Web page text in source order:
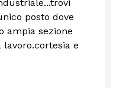
posto dove
ampia sezione
e